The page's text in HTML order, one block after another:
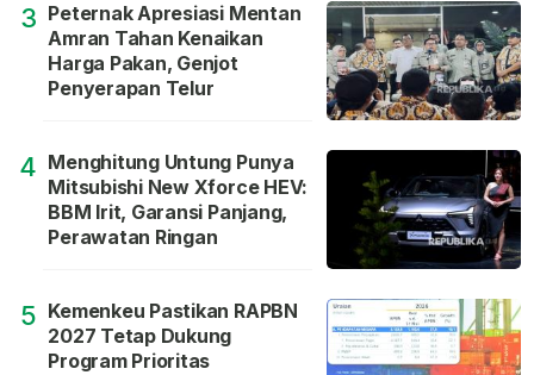
3 Peternak Apresiasi Mentan
Amran Tahan Kenaikan
Harga Pakan, Genjot
Penyerapan Telur
4 Menghitung Untung Punya
Mitsubishi New Xforce HEV:
BBM Irit, Garansi Panjang,
Perawatan Ringan
5 Kemenkeu Pastikan RAPBN
2027 Tetap Dukung
Program Prioritas